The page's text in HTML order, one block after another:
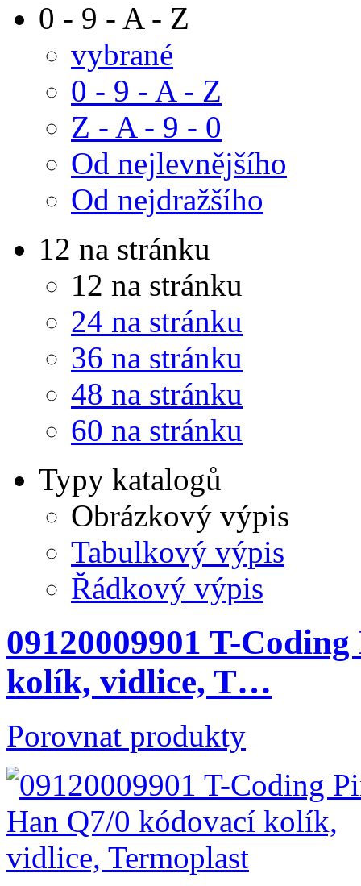
0 - 9 - A - Z
vybrané
0 - 9 - A - Z
Z - A - 9 - 0
Od nejlevnějšího
Od nejdražšího
12 na stránku
12 na stránku
24 na stránku
36 na stránku
48 na stránku
60 na stránku
Typy katalogů
Obrázkový výpis
Tabulkový výpis
Řádkový výpis
09120009901 T-
kolík, vidlice, T…
Porovnat produkty